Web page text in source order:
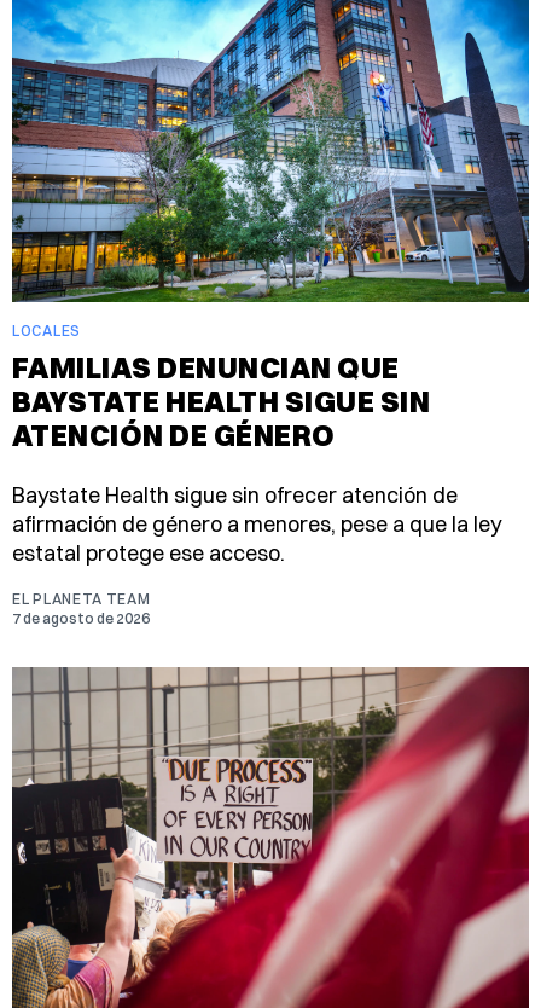
LOCALES
FAMILIAS DENUNCIAN QUE
BAYSTATE HEALTH SIGUE SIN
ATENCIÓN DE GÉNERO
Baystate Health sigue sin ofrecer atención de
afirmación de género a menores, pese a que la ley
estatal protege ese acceso.
EL PLANETA TEAM
7 de agosto de 2026